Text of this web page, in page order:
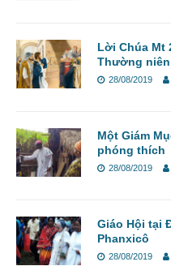
Lời Chúa Mt
Thường niên
28/08/2019
Một Giám
phóng thích
28/08/2019
Giáo Hội tại
Phanxicô
28/08/2019